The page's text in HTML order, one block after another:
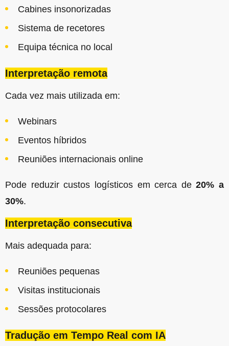
Cabines insonorizadas
Sistema de recetores
Equipa técnica no local
Interpretação remota
Cada vez mais utilizada em:
Webinars
Eventos híbridos
Reuniões internacionais online
Pode reduzir custos logísticos em cerca de20% a
30%.
Interpretação consecutiva
Mais adequada para:
Reuniões pequenas
Visitas institucionais
Sessões protocolares
Tradução em Tempo Real com IA